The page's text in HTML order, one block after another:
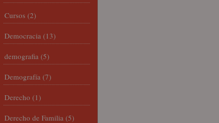
Cursos (2)
Democracia (13)
demografia (5)
Demografía (7)
Derecho (1)
Derecho de Familia (5)